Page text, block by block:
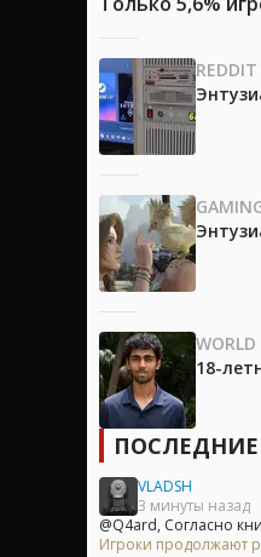
REDDIT
WORLD
18-
VLADSH
3 минуты назад
@Q4ard, Согласно
Игроки продолжают